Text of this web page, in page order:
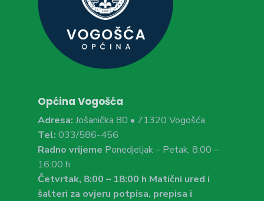
Općina Vogošća
Adresa: Jošanička 80 • 71320 Vogošća
Tel: 033/586-456
Radno vrijeme Ponedjeljak – Petak, 8:00 –
16:00 h
Četvrtak, 8:00 – 18:00 h Matični ured i
šalteri za ovjeru potpisa, prepisa i